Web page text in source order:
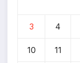
3 4
10 11